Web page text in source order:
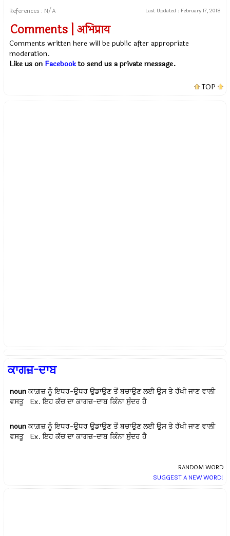
References : N/A Last Updated : February 17, 2018
Comments | अभिप्राय
Comments written here will be public after appropriate
moderation.
Like us on Facebookto send us a private message.
TOP
ਕਾਗਜ਼-ਦਾਬ
noun ਕਾਗ਼ਜ਼ ਨੂੰ ਇਧਰ-ਉਧਰ ਉਡਾਉਣ ਤੋਂ ਬਚਾਉਣ ਲਈ ਉਸ ਤੇ ਰੱਖੀ ਜਾਣ ਵਾਲੀ
ਵਸਤੂ Ex.ਇਹ ਕੱਚ ਦਾ ਕਾਗਜ਼-ਦਾਬ ਕਿੰਨਾ ਸੁੰਦਰ ਹੈ
noun ਕਾਗ਼ਜ਼ ਨੂੰ ਇਧਰ-ਉਧਰ ਉਡਾਉਣ ਤੋਂ ਬਚਾਉਣ ਲਈ ਉਸ ਤੇ ਰੱਖੀ ਜਾਣ ਵਾਲੀ
ਵਸਤੂ Ex.ਇਹ ਕੱਚ ਦਾ ਕਾਗਜ਼-ਦਾਬ ਕਿੰਨਾ ਸੁੰਦਰ ਹੈ
RANDOM WORD
SUGGEST A NEW WORD!